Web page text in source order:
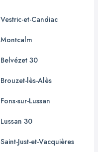
Vestric-et-Candiac
Montcalm
Belvézet 30
Brouzet-lès-Alès
Fons-sur-Lussan
Lussan 30
Saint-Just-et-Vacquières